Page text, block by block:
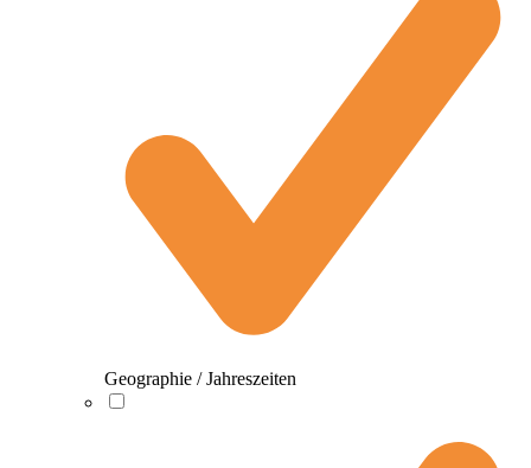
Geographie / Jahreszeiten